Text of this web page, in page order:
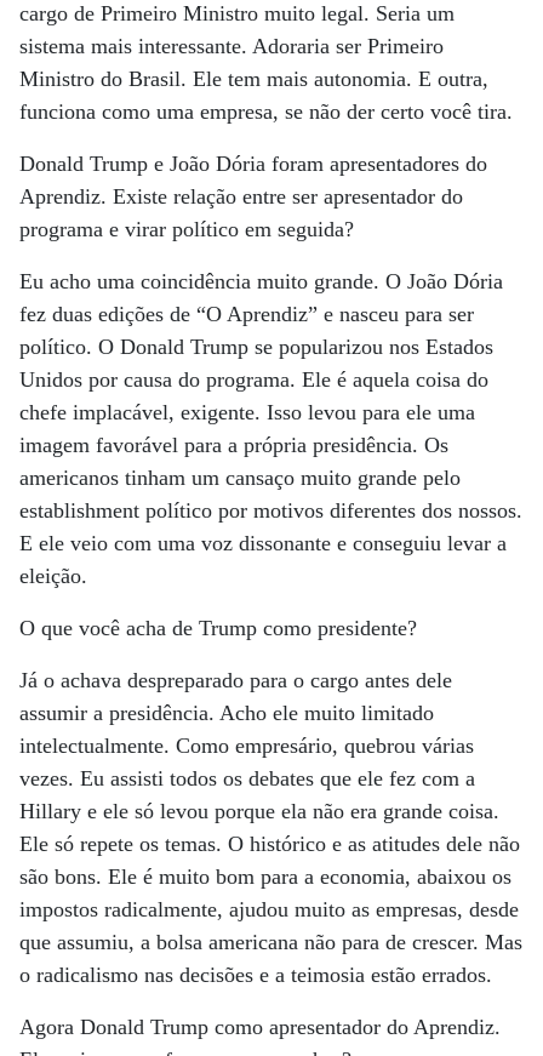
cargo de Primeiro Ministro muito legal. Seria um
sistema mais interessante. Adoraria ser Primeiro
Ministro do Brasil. Ele tem mais autonomia. E outra,
funciona como uma empresa, se não der certo você tira.
Donald Trump e João Dória foram apresentadores do
Aprendiz. Existe relação entre ser apresentador do
programa e virar político em seguida?
Eu acho uma coincidência muito grande. O João Dória
fez duas edições de “O Aprendiz” e nasceu para ser
político. O Donald Trump se popularizou nos Estados
Unidos por causa do programa. Ele é aquela coisa do
chefe implacável, exigente. Isso levou para ele uma
imagem favorável para a própria presidência. Os
americanos tinham um cansaço muito grande pelo
establishment político por motivos diferentes dos nossos.
E ele veio com uma voz dissonante e conseguiu levar a
eleição.
O que você acha de Trump como presidente?
Já o achava despreparado para o cargo antes dele
assumir a presidência. Acho ele muito limitado
intelectualmente. Como empresário, quebrou várias
vezes. Eu assisti todos os debates que ele fez com a
Hillary e ele só levou porque ela não era grande coisa.
Ele só repete os temas. O histórico e as atitudes dele não
são bons. Ele é muito bom para a economia, abaixou os
impostos radicalmente, ajudou muito as empresas, desde
que assumiu, a bolsa americana não para de crescer. Mas
o radicalismo nas decisões e a teimosia estão errados.
Agora Donald Trump como apresentador do Aprendiz.